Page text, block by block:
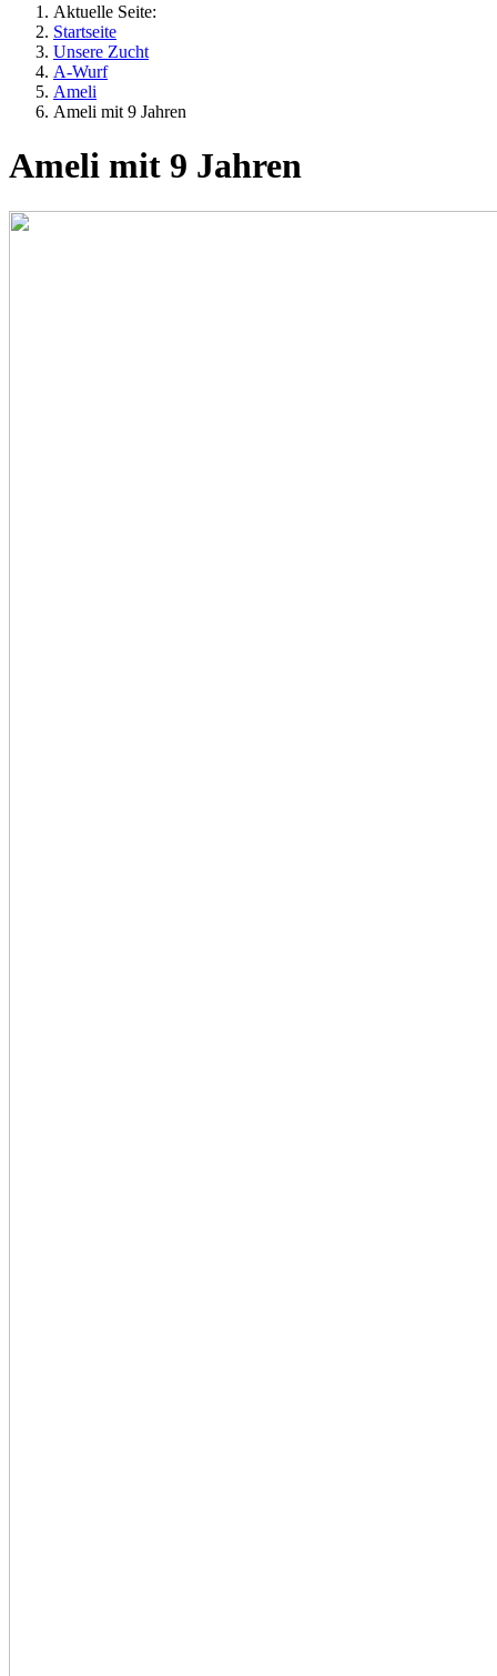
Aktuelle Seite:
Startseite
Unsere Zucht
A-Wurf
Ameli
Ameli mit 9 Jahren
Ameli mit 9 Jahren